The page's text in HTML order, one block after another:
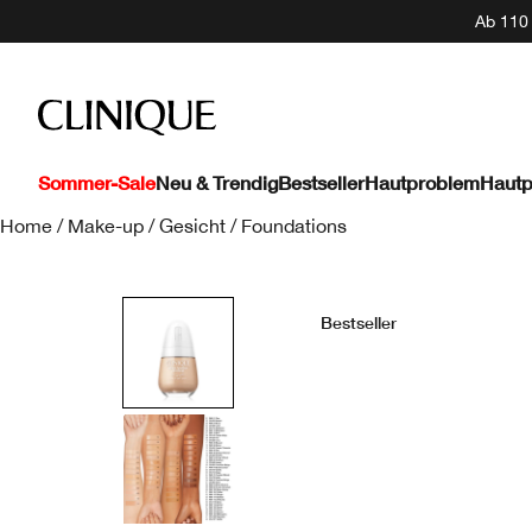
Ab
Sommer-SaleNeu & TrendigBestsellerHautproblem
Home / Make-up / Gesicht / Foundations
Bestseller